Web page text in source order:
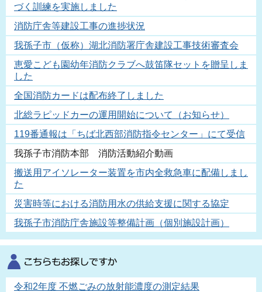
づく訓練を実施しました
消防庁舎等建設工事の進捗状況
我孫子市（仮称）湖北消防署庁舎建設工事技術審査会
恵愛こども園幼年消防クラブへ鼓笛隊セットを贈呈しま
した
全国消防カードは配布終了しました
北総ラピッドカーの運用開始について（お知らせ）
119番通報は「ちば北西部消防指令センター」にて受信
我孫子市消防本部 消防活動紹介動画
搬送用アイソレーター装置を市内全救急車に配備しまし
た
災害時等における消防用水の供給支援に関する協定
我孫子市消防庁舎施設等整備計画（個別施設計画）
令和2年度 不燃ごみの放射能濃度の測定結果